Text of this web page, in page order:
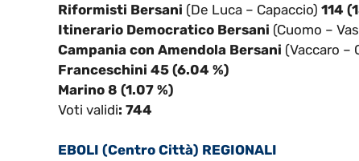
Riformisti Bersani (De Luca – Capaccio) 114
Itinerario Democratico Bersani (Cuomo –
Campania con Amendola Bersani (Vaccaro –
Franceschini 45 (6.04 %)
Marino 8 (1.07 %)
Voti validi: 744
EBOLI (Centro Città) REGIONALI